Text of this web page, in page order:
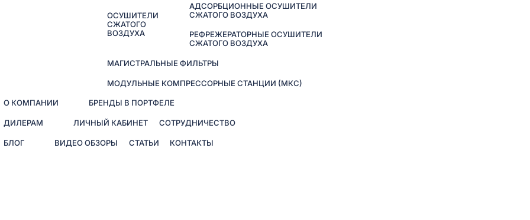
ОСУШИТЕЛИ
СЖАТОГО
ВОЗДУХА
АДСОРБЦИОННЫЕ ОСУШИТЕЛИ
СЖАТОГО ВОЗДУХА
РЕФРЕЖЕРАТОРНЫЕ ОСУШИТЕЛИ
СЖАТОГО ВОЗДУХА
МАГИСТРАЛЬНЫЕ ФИЛЬТРЫ
МОДУЛЬНЫЕ КОМПРЕССОРНЫЕ СТАНЦИИ (МКС)
О КОМПАНИИ БРЕНДЫ В ПОРТФЕЛЕ
ДИЛЕРАМ ЛИЧНЫЙ КАБИНЕТ СОТРУДНИЧЕСТВО
БЛОГ ВИДЕО ОБЗОРЫ СТАТЬИ КОНТАКТЫ